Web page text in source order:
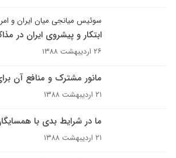
سوئیس میانجی میان ایران و
ابتکار و پیشروی ایران در
۲۶ اردیبهشت ۱۳۸۸
مانور مشترک و منافع آن
۲۱ اردیبهشت ۱۳۸۸
ما در شرایط بدی با
۲۱ اردیبهشت ۱۳۸۸